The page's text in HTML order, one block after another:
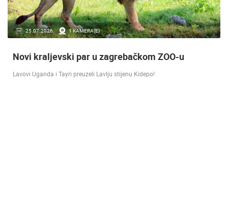
16.07.2018. 9 KAMERA(E)
Doček Vatrenih u Zagrebu nakon osvojenog
srebra [ ZADAR - SPLIT 17.07 ]